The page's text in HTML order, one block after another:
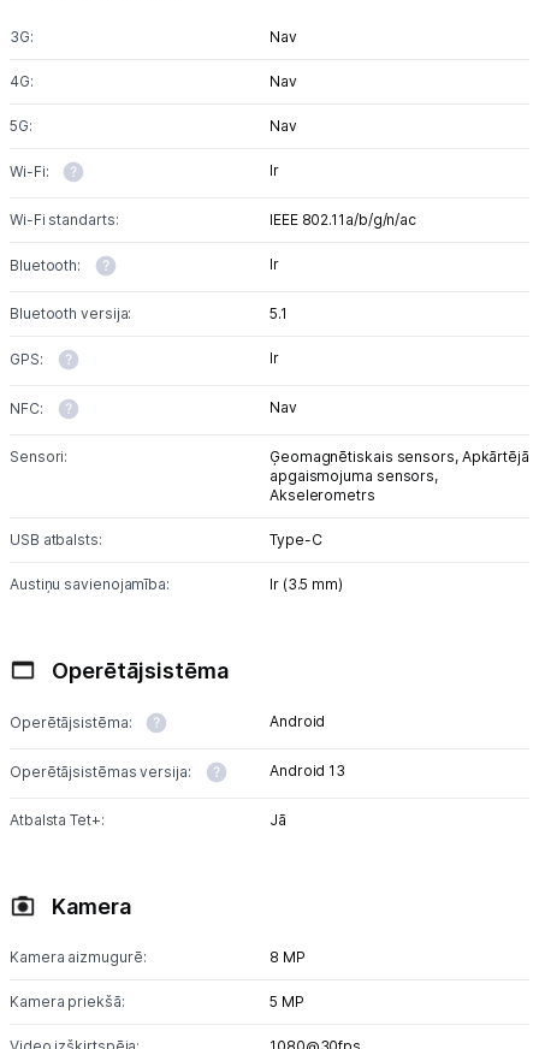
3G: Nav
4G: Nav
5G: Nav
Wi-Fi: Ir
Wi-Fi standarts: IEEE 802.11a/b/g/n/ac
Bluetooth: Ir
Bluetooth versija: 5.1
GPS: Ir
NFC: Nav
Sensori: Ģeomagnētiskais sensors, Apkārtējā
apgaismojuma sensors,
Akselerometrs
USB atbalsts: Type-C
Austiņu savienojamība: Ir (3.5 mm)
Operētājsistēma
Operētājsistēma: Android
Operētājsistēmas versija: Android 13
Atbalsta Tet+: Jā
Kamera
Kamera aizmugurē: 8 MP
Kamera priekšā: 5 MP